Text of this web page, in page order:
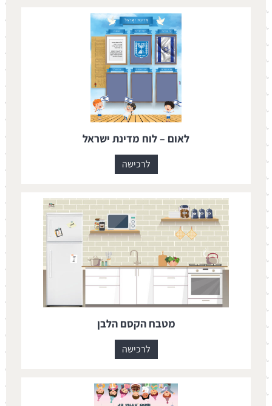
לאום – לוח מדינת ישראל
לרכישה
מטבח הקסם הלבן
לרכישה